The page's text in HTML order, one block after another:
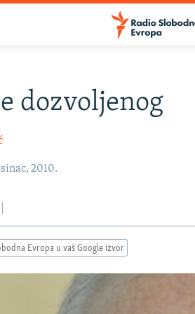
dozvoljenog
2010.
Evropa u vaš Google izvor